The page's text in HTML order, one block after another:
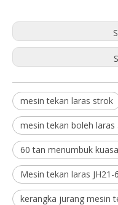
mesin tekan laras strok
mesin tekan boleh
60 tan menumbuk
Mesin tekan laras JH21-
kerangka jurang mesin